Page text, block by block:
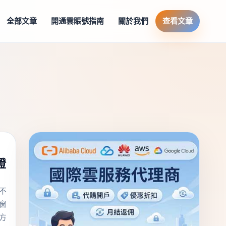
全部文章 開通雲賬號指南 關於我們 查看文章